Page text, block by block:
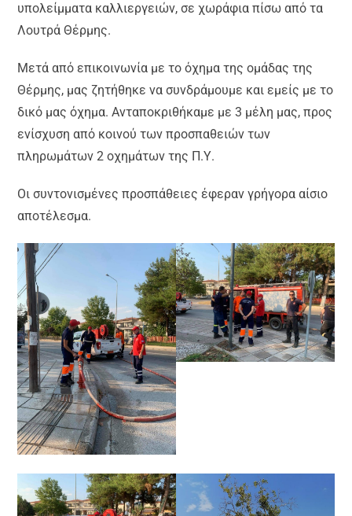
υπολείμματα καλλιεργειών, σε χωράφια πίσω από τα
Λουτρά Θέρμης.
Μετά από επικοινωνία με το όχημα της ομάδας της
Θέρμης, μας ζητήθηκε να συνδράμουμε και εμείς με το
δικό μας όχημα. Ανταποκριθήκαμε με 3 μέλη μας, προς
ενίσχυση από κοινού των προσπαθειών των
πληρωμάτων 2 οχημάτων της Π.Υ.
Οι συντονισμένες προσπάθειες έφεραν γρήγορα αίσιο
αποτέλεσμα.